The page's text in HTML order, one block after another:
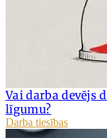
Vai darba devējs
līgumu?
Darba tiesības